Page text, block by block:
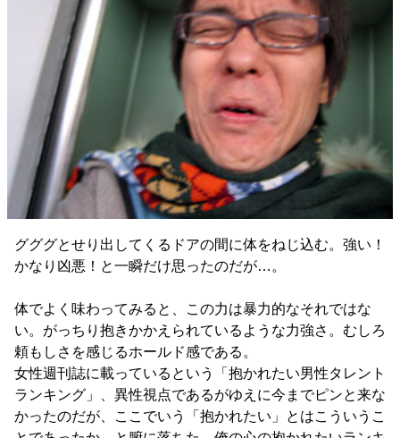
グググとせり出してくるドアの間に体をねじ込む。強い！
かなり凶悪！と一瞬だけ思ったのだが…。
体でよく味わってみると、この力は暴力的なそれではな
い。がっちり抱きかかえられているような力強さ。むしろ
頼もしさを感じるホールド感である。
女性週刊誌に載っているという「抱かれたい男性タレント
ランキング」、異性視点であるがゆえに今までピンと来な
かったのだが、ここでいう「抱かれたい」とはこういうこ